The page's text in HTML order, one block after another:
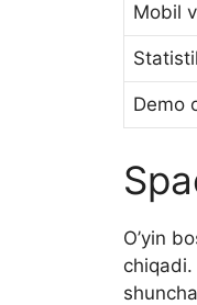
Mobil
Demo
O’yin
chiqadi.